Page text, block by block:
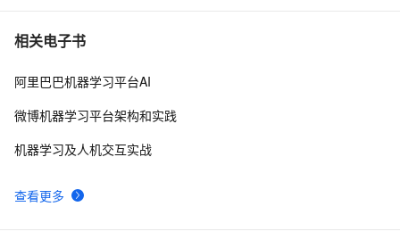
相关电子书
查看更多
阿里巴巴机器学习平台AI
微博机器学习平台架构和实践
机器学习及人机交互实战